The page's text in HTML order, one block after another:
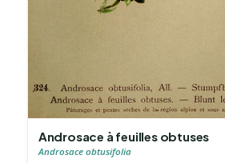
Androsace à feuilles obtuses
Androsace obtusifolia